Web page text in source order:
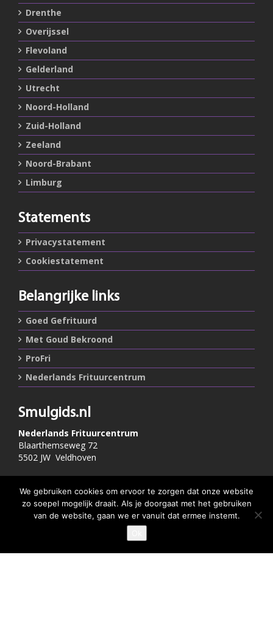
GEEF JE SMULSCORE
Drenthe
Overijssel
Flevoland
Gelderland
Utrecht
Noord-Holland
Zuid-Holland
Zeeland
Noord-Brabant
Limburg
Statements
Privacystatement
Cookiestatement
Belangrijke links
Goed Gefrituurd
Met Goud Bekroond
ProFri
Nederlands Frituurcentrum
Smulgids.nl
Nederlands Frituurcentrum
Blaarthemseweg 72
5502 JW Veldhoven
T : 040-7200900 (optie 2)
@: info@frituurcentrum.nl
We gebruiken cookies om ervoor te zorgen dat onze website
zo soepel mogelijk draait. Als je doorgaat met het gebruiken
van de website, gaan we er vanuit dat ermee instemt.